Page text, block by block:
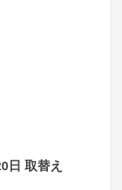
日 取替え